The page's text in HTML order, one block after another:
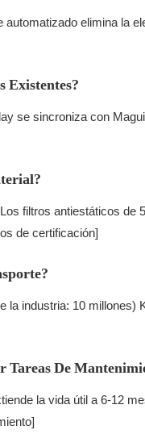
elimina la
Existentes?
se sincroniza con
filtros antiestáticos
de certificación]
industria: 10
Tareas De
la vida útil a 6-12